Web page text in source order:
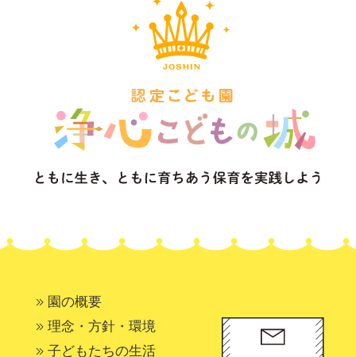
園の概要
理念・方針・環境
子どもたちの生活